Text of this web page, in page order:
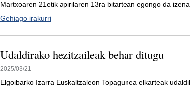
Martxoaren 21etik apirilaren 13ra bitartean egongo da
Gehiago irakurri
Udaldirako hezitzaileak behar ditugu
2025/03/21
Elgoibarko Izarra Euskaltzaleon Topagunea elkarteak